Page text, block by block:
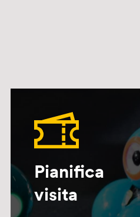
Pianifica
visita